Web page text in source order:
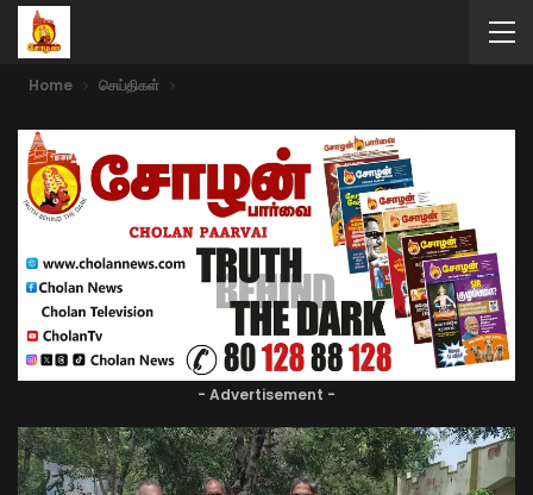
Home செய்திகள்
- Advertisement -